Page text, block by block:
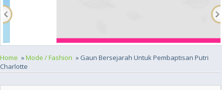
Home »Mode / Fashion » Gaun Bersejarah Untuk Pembaptisan Putri
Charlotte